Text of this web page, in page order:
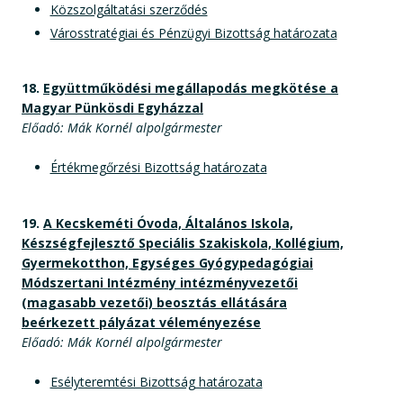
Közszolgáltatási szerződés
Városstratégiai és Pénzügyi Bizottság határozata
18. Együttműködési megállapodás megkötése a
Magyar Pünkösdi Egyházzal
Előadó: Mák Kornél alpolgármester
Értékmegőrzési Bizottság határozata
19. A Kecskeméti Óvoda, Általános Iskola,
Készségfejlesztő Speciális Szakiskola, Kollégium,
Gyermekotthon, Egységes Gyógypedagógiai
Módszertani Intézmény intézményvezetői
(magasabb vezetői) beosztás ellátására
beérkezett pályázat véleményezése
Előadó: Mák Kornél alpolgármester
Esélyteremtési Bizottság határozata